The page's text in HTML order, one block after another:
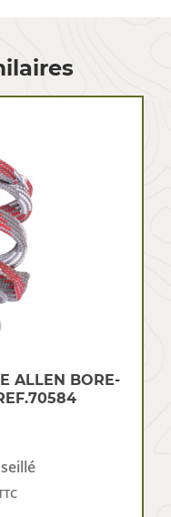
ALLEN BORE-